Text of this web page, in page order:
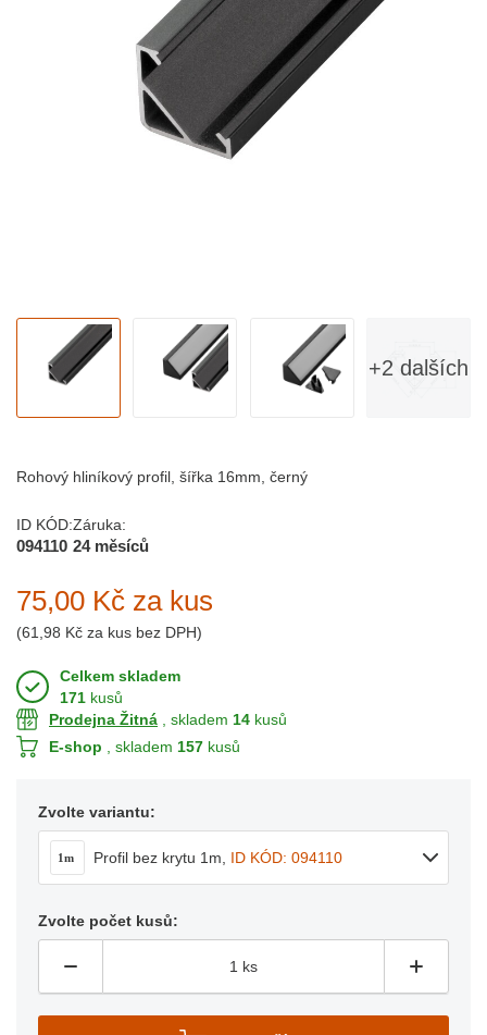
+2 dalších
Rohový hliníkový profil, šířka 16mm, černý
ID KÓD:
094110
Záruka:
24 měsíců
75,00 Kč za kus
(61,98 Kč za kus bez DPH)
Celkem skladem
171 kusů
Prodejna Žitná , skladem 14 kusů
E-shop , skladem 157 kusů
Zvolte variantu:
1m Profil bez krytu 1m, ID KÓD: 094110
Zvolte počet kusů: